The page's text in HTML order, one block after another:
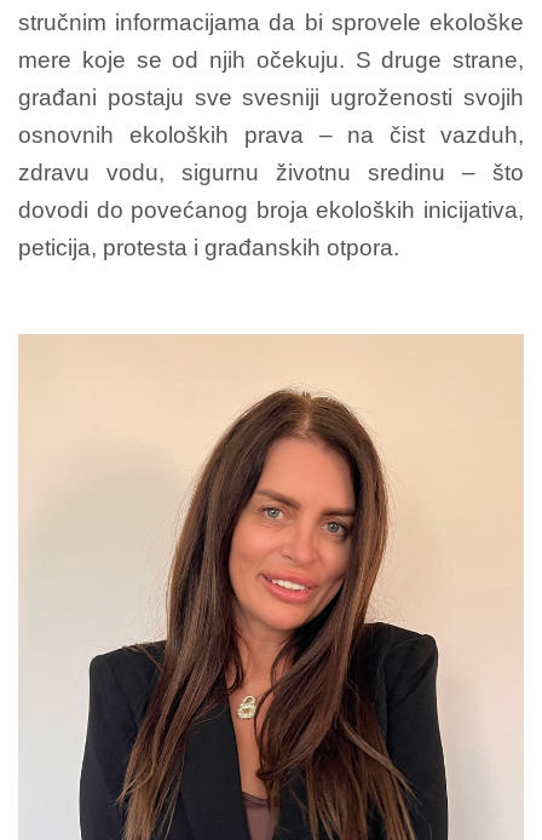
stručnim informacijama da bi sprovele ekološke
mere koje se od njih očekuju. S druge strane,
građani postaju sve svesniji ugroženosti svojih
osnovnih ekoloških prava – na čist vazduh,
zdravu vodu, sigurnu životnu sredinu – što
dovodi do povećanog broja ekoloških inicijativa,
peticija, protesta i građanskih otpora.